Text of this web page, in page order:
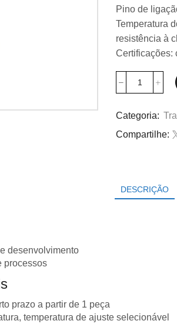
Pino de
Temperatura
resistência à
Certificações:
pressão
Wika
modelo
código
Categoria:
Compartilhe:
DESCRIÇÃO
desenvolvimento
processos
prazo a partir de 1 peça
temperatura de ajuste selecionável